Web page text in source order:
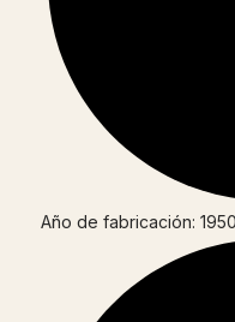
Año de fabricación: 1950